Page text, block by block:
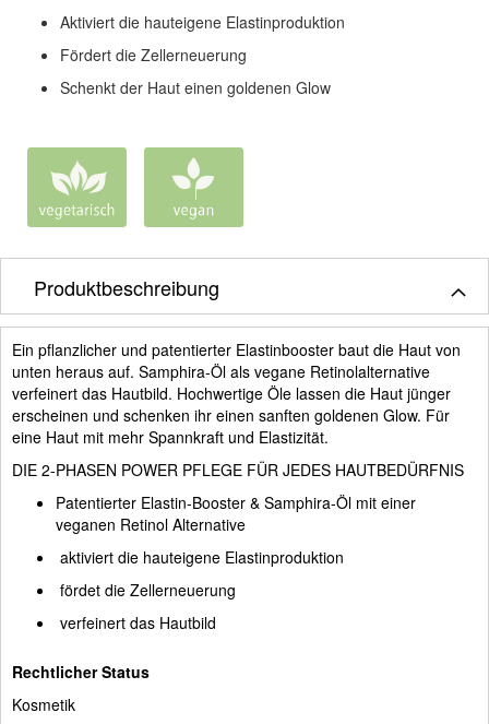
Aktiviert die hauteigene Elastinproduktion
Fördert die Zellerneuerung
Schenkt der Haut einen goldenen Glow
Produktbeschreibung
Ein pflanzlicher und patentierter Elastinbooster baut die Haut von
unten heraus auf. Samphira-Öl als vegane Retinolalternative
verfeinert das Hautbild. Hochwertige Öle lassen die Haut jünger
erscheinen und schenken ihr einen sanften goldenen Glow. Für
eine Haut mit mehr Spannkraft und Elastizität.
DIE 2-PHASEN POWER PFLEGE FÜR JEDES HAUTBEDÜRFNIS
Patentierter Elastin-Booster & Samphira-Öl mit einer
veganen Retinol Alternative
aktiviert die hauteigene Elastinproduktion
fördet die Zellerneuerung
verfeinert das Hautbild
Rechtlicher Status
Kosmetik